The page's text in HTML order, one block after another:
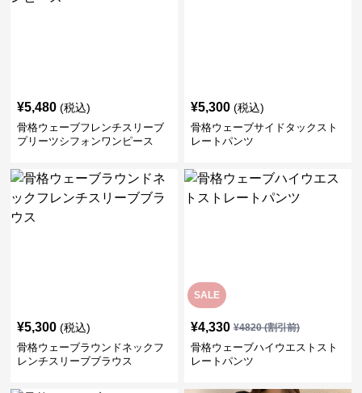
¥5,480 (税込)
骨格ウェーブフレンチスリーブ
プリーツシフォンワンピース
¥5,300 (税込)
骨格ウェーブサイドタックスト
レートパンツ
¥5,300 (税込)
骨格ウェーブラウンドネックフ
レンチスリーブブラウス
SALE
¥4,330 ¥4820(割引前)
骨格ウェーブハイウエストスト
レートパンツ